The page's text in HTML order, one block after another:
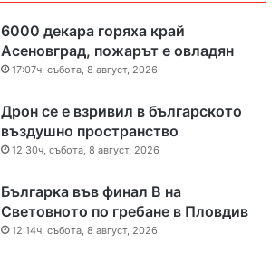
6000 декара горяха край
Асеновград, пожарът е овладян
17:07ч, събота, 8 август, 2026
Дрон се е взривил в българското
въздушно пространство
12:30ч, събота, 8 август, 2026
Българка във финал B на
Световното по гребане в Пловдив
12:14ч, събота, 8 август, 2026